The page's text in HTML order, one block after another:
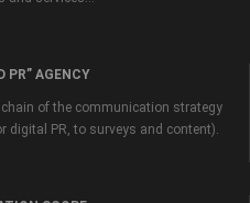
PR” AGENCY
of the communication strategy
PR, to surveys and content).